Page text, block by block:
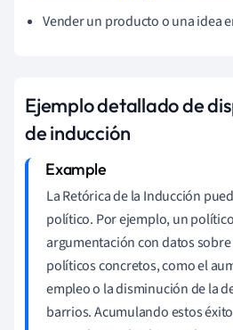
Vender un producto o una idea
Ejemplo detallado de
de inducción
La Retórica de la Inducción
político. Por ejemplo, un
argumentación con datos
políticos concretos, como el
empleo o la disminución de la
barrios. Acumulando estos